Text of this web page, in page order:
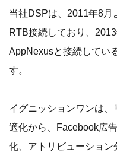
当社DSPは、2011年8月
RTB接続しており、
AppNexusと接続してい
す。
イグニッションワンは
適化から、Facebook広
化、アトリビューショ